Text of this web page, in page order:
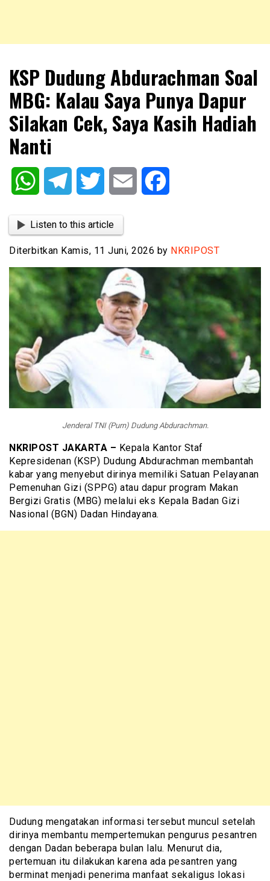
NKRIPOST
KSP Dudung Abdurachman Soal
MBG: Kalau Saya Punya Dapur
Silakan Cek, Saya Kasih Hadiah
Nanti
WhatsAppTelegram Twitter Email
Listen to this article
Diterbitkan Kamis, 11 Juni, 2026 by NKRIPOST
Jenderal TNI (Purn) Dudung Abdurachman.
NKRIPOST JAKARTA – Kepala Kantor Staf
Kepresidenan (KSP) Dudung Abdurachman membantah
kabar yang menyebut dirinya memiliki Satuan Pelayanan
Pemenuhan Gizi (SPPG) atau dapur program Makan
Bergizi Gratis (MBG) melalui eks Kepala Badan Gizi
Nasional (BGN) Dadan Hindayana.
Dudung mengatakan informasi tersebut muncul setelah
dirinya membantu mempertemukan pengurus pesantren
dengan Dadan beberapa bulan lalu. Menurut dia,
pertemuan itu dilakukan karena ada pesantren yang
berminat menjadi penerima manfaat sekaligus lokasi